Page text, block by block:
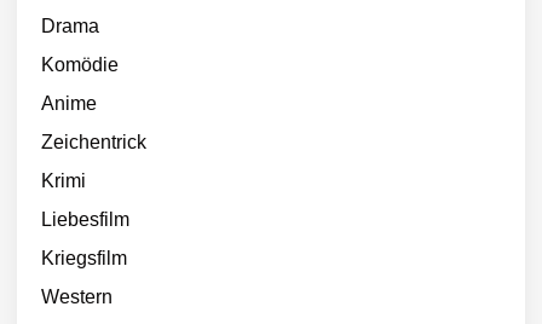
Drama
Komödie
Anime
Zeichentrick
Krimi
Liebesfilm
Kriegsfilm
Western